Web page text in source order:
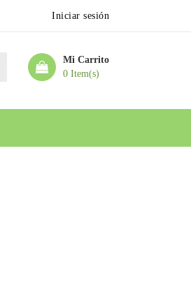
Iniciar sesión
Mi Carrito
0 Item(s)